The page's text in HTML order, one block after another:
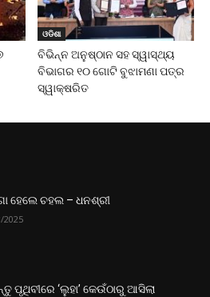
ଓଡିଶା
ବିଭିନ୍ନ ଅନୁଷ୍ଠାନ ସହ ସ୍ୱାସ୍ଥ୍ୟ
ବିଭାଗର ୧୦ ଗୋଟି ବୁଝାମଣା ପତ୍ର
ସ୍ୱାକ୍ଷରିତ
ହେଲେ ଚହଲ – ଧନଶ୍ରୀ
2025
ପୃଥିବୀରେ ‘ଲୁହା’ କେଉଁଠାରୁ ଆସିଲା